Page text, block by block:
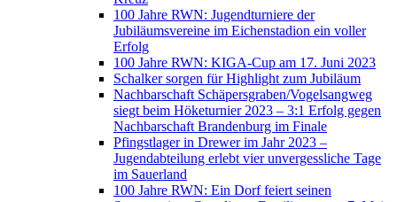
100 Jahre RWN: Jugendturniere der
Jubiläumsvereine im Eichenstadion ein voller
Erfolg
100 Jahre RWN: KIGA-Cup am 17. Juni 2023
Schalker sorgen für Highlight zum Jubiläum
Nachbarschaft Schäpersgraben/Vogelsangweg
siegt beim Höketurnier 2023 – 3:1 Erfolg gegen
Nachbarschaft Brandenburg im Finale
Pfingstlager in Drewer im Jahr 2023 –
Jugendabteilung erlebt vier unvergessliche Tage
im Sauerland
100 Jahre RWN: Ein Dorf feiert seinen